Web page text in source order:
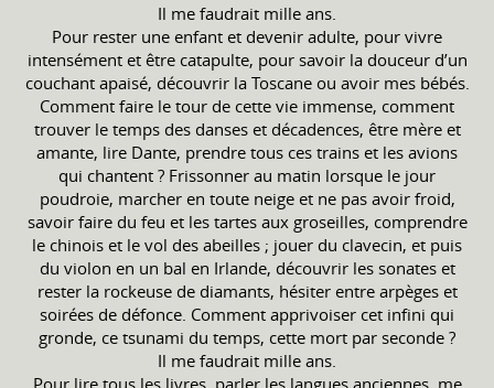
Il me faudrait mille ans.
Pour rester une enfant et devenir adulte, pour vivre
intensément et être catapulte, pour savoir la douceur d’un
couchant apaisé, découvrir la Toscane ou avoir mes bébés.
Comment faire le tour de cette vie immense, comment
trouver le temps des danses et décadences, être mère et
amante, lire Dante, prendre tous ces trains et les avions
qui chantent ? Frissonner au matin lorsque le jour
poudroie, marcher en toute neige et ne pas avoir froid,
savoir faire du feu et les tartes aux groseilles, comprendre
le chinois et le vol des abeilles ; jouer du clavecin, et puis
du violon en un bal en Irlande, découvrir les sonates et
rester la rockeuse de diamants, hésiter entre arpèges et
soirées de défonce. Comment apprivoiser cet infini qui
gronde, ce tsunami du temps, cette mort par seconde ?
Il me faudrait mille ans.
Pour lire tous les livres, parler les langues anciennes, me